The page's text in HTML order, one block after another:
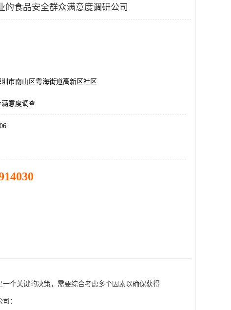
的食品安全群众满意度调研公司
圳市南山区粤海街道高新区社区
意度调查
一个关键的决策，需要综合考虑多个因素以确保获得
司 ：